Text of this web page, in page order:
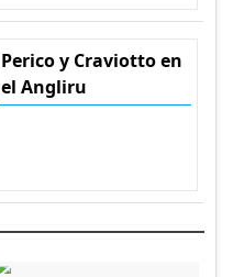
Perico y Craviotto en
el Angliru